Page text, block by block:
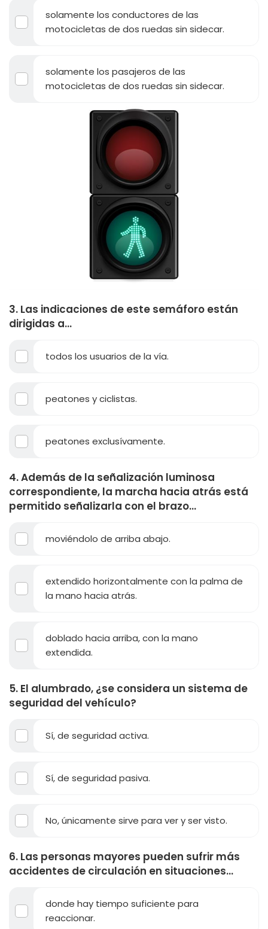
solamente los conductores de las
motocicletas de dos ruedas sin sidecar.
solamente los pasajeros de las
motocicletas de dos ruedas sin sidecar.
3. Las indicaciones de este semáforo están
dirigidas a...
todos los usuarios de la vía.
peatones y ciclistas.
peatones exclusívamente.
4. Además de la señalización luminosa
correspondiente, la marcha hacia atrás está
permitido señalizarla con el brazo...
moviéndolo de arriba abajo.
extendido horizontalmente con la palma de
la mano hacia atrás.
doblado hacia arriba, con la mano
extendida.
5. El alumbrado, ¿se considera un sistema de
seguridad del vehículo?
Sí, de seguridad activa.
Sí, de seguridad pasiva.
No, únicamente sirve para ver y ser visto.
6. Las personas mayores pueden sufrir más
accidentes de circulación en situaciones...
donde hay tiempo suficiente para
reaccionar.